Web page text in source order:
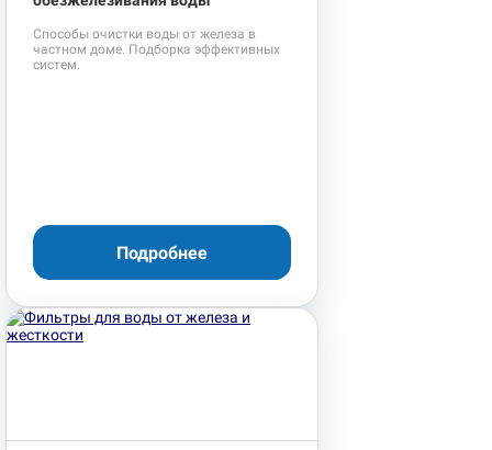
Способы очистки воды от железа в
частном доме. Подборка эффективных
систем.
Подробнее